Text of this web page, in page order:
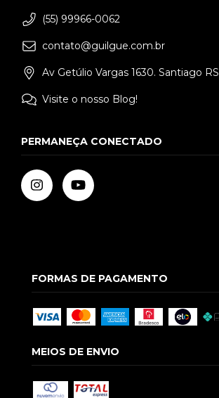
(55) 99966-0062
contato@guilgue.com.br
Av Getúlio Vargas 1630. Santiago RS
Visite o nosso Blog!
PERMANEÇA CONECTADO
FORMAS DE PAGAMENTO
MEIOS DE ENVIO